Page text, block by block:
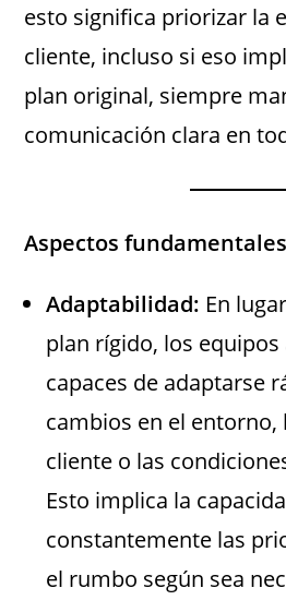
esto significa priorizar la
cliente, incluso si eso
plan original, siempre
comunicación clara en
Aspectos
Adaptabilidad: En
plan rígido, los equipos
capaces de adaptarse
cambios en el
cliente o las
Esto implica la
constantemente las
el rumbo según sea